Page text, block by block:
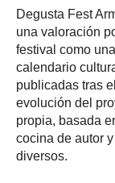
Degusta Fest
una valoración
festival como
calendario
publicadas tras
evolución del
propia, basada
cocina de autor
diversos.